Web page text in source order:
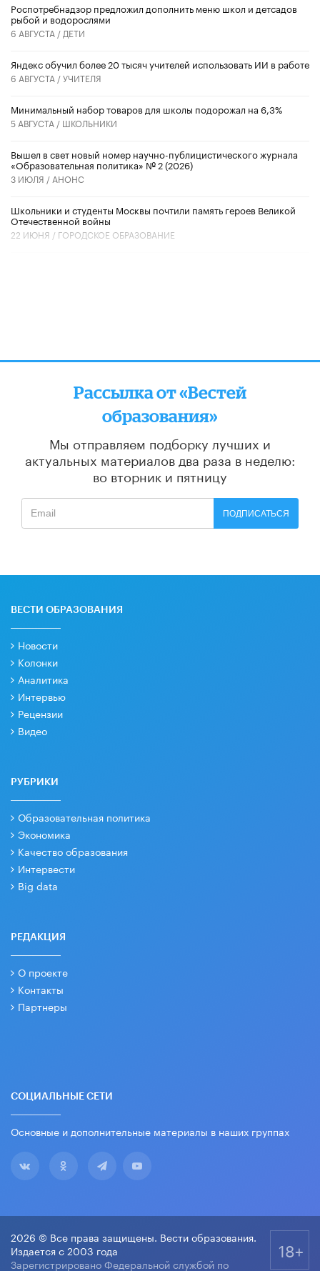
Роспотребнадзор предложил дополнить меню школ и детсадов
рыбой и водорослями
6 АВГУСТА / ДЕТИ
​Яндекс обучил более 20 тысяч учителей использовать ИИ в работе
6 АВГУСТА /УЧИТЕЛЯ
Минимальный набор товаров для школы подорожал на 6,3%
5 АВГУСТА / ШКОЛЬНИКИ
Вышел в свет новый номер научно-публицистического журнала
«Образовательная политика» № 2 (2026)
3 ИЮЛЯ / АНОНС
Школьники и студенты Москвы почтили память героев Великой
Отечественной войны
22 ИЮНЯ / ГОРОДСКОЕ ОБРАЗОВАНИЕ
Рассылка от «Вестей
образования»
Мы отправляем подборку лучших и
актуальных материалов два раза в неделю:
во вторник и пятницу
ПОДПИСАТЬСЯ
ВЕСТИ ОБРАЗОВАНИЯ
Новости
Колонки
Аналитика
Интервью
Рецензии
Видео
РУБРИКИ
Образовательная политика
Экономика
Качество образования
Интервести
Big data
РЕДАКЦИЯ
О проекте
Контакты
Партнеры
СОЦИАЛЬНЫЕ СЕТИ
Основные и дополнительные материалы в наших группах
2026 © Все права защищены. Вести образования.
Издается с 2003 года
Зарегистрировано Федеральной службой по
18+